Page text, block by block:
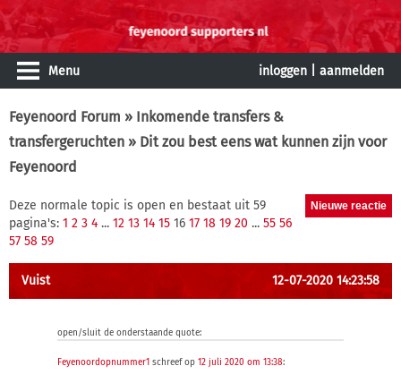
Menu inloggen aanmelden
Feyenoord Forum » Inkomende transfers &
transfergeruchten » Dit zou best eens wat kunnen zijn voor
Feyenoord
Deze normale topic is open en bestaat uit 59
pagina's: 1 2 3 4 ... 12 13 14 15 16 17 18 19 20 ... 55 56
57 58 59
Vuist 12-07-2020 14:23:58
open/sluit de onderstaande quote:
Feyenoordopnummer1 schreef op 12 juli 2020 om 13:38: